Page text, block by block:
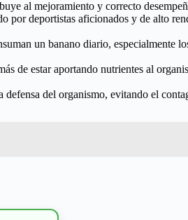
al mejoramiento y correcto
por deportistas aficionados y de alto
un banano diario, especialmente
de estar aportando nutrientes al
del organismo, evitando el